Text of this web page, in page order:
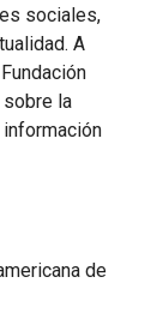
sociales,
A
sobre la
de